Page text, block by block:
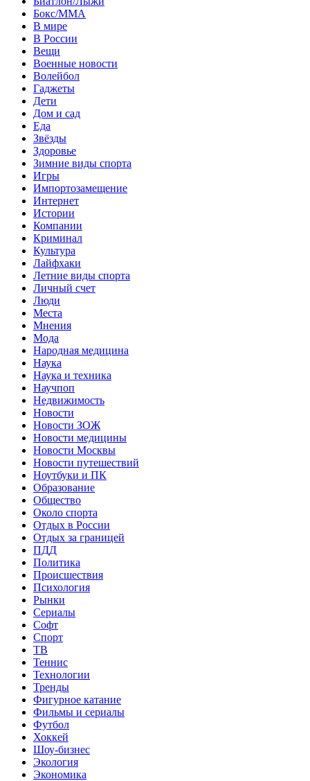
Бокс/MMA
В мире
В России
Вещи
Военные новости
Волейбол
Гаджеты
Дети
Дом и сад
Еда
Звёзды
Здоровье
Зимние виды спорта
Игры
Импортозамещение
Интернет
Истории
Компании
Криминал
Культура
Лайфхаки
Летние виды спорта
Личный счет
Люди
Места
Мнения
Мода
Народная медицина
Наука
Наука и техника
Научпоп
Недвижимость
Новости
Новости ЗОЖ
Новости медицины
Новости Москвы
Новости путешествий
Ноутбуки и ПК
Образование
Общество
Около спорта
Отдых в России
Отдых за границей
ПДД
Политика
Происшествия
Психология
Рынки
Сериалы
Софт
Спорт
ТВ
Теннис
Технологии
Тренды
Фигурное катание
Фильмы и сериалы
Футбол
Хоккей
Шоу-бизнес
Экология
Экономика